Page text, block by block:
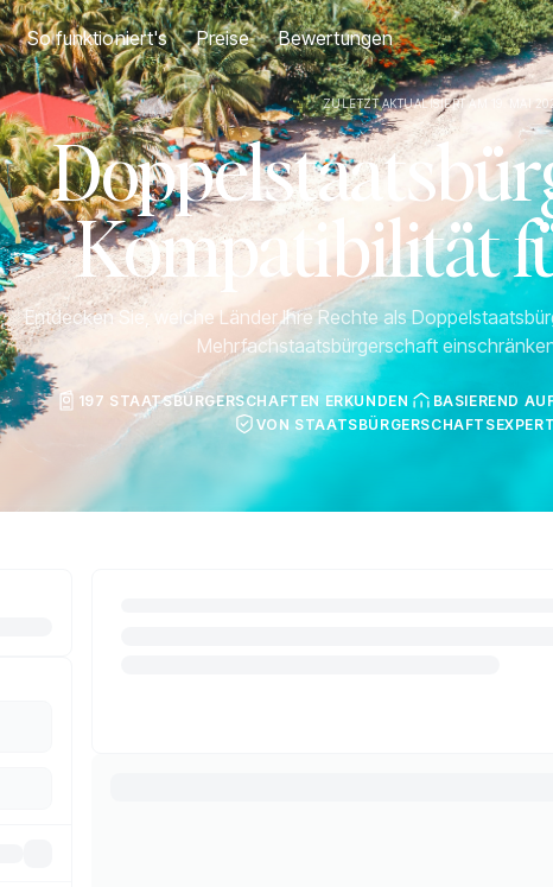
So funktioniert's Preise Bewertungen
ZULETZT AKTUALISIERT AM 19. MAI
Kompatibilität
Entdecken Sie, welche Länder Ihre Rechte als
Mehrfachstaatsbürgerschaft
197 STAATSBÜRGERSCHAFTEN ERKUNDEN
BASIEREND
VON